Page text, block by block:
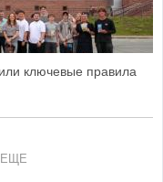
ключевые правила
ЕЩЕ